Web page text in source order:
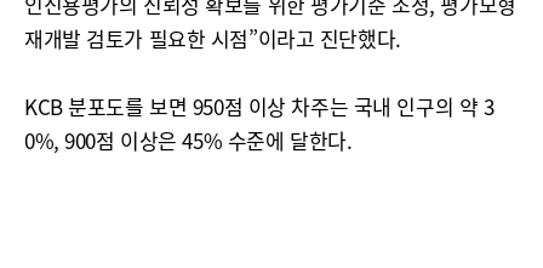
재개발 검토가 필요한 시점”이라고 진단했다.
KCB 분포도를 보면 950점 이상 차주는 국내 인구의 약 3
0%, 900점 이상은 45% 수준에 달한다.